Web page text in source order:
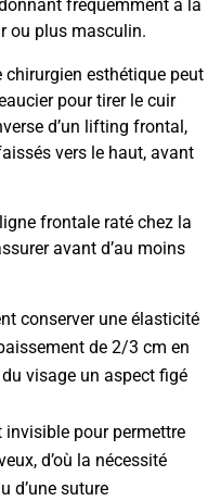
fréquemment à la
ou plus masculin.
esthétique peut
pour tirer le cuir
d’un lifting frontal,
vers le haut, avant
frontale raté chez la
avant d’au moins
conserver une élasticité
de 2/3 cm en
visage un aspect figé
pour permettre
d’où la nécessité
d’une suture